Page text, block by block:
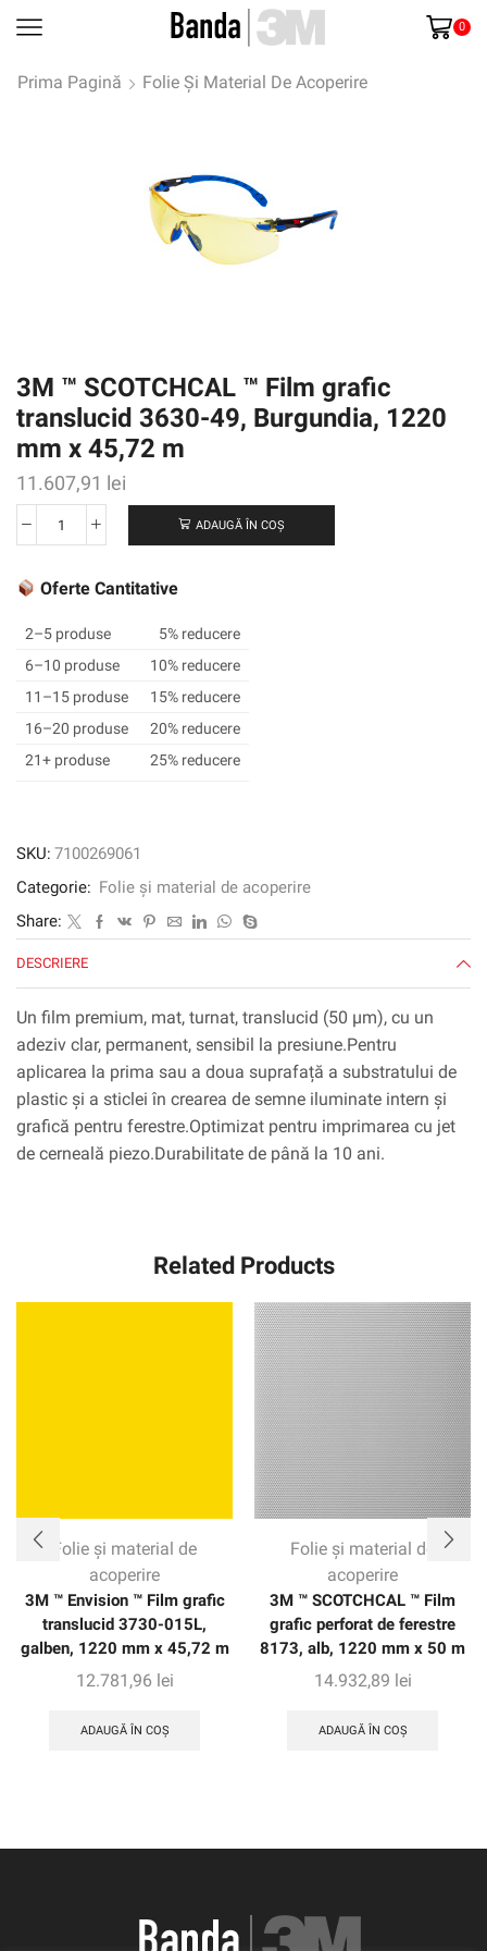
0
Prima Pagină Folie Și Material De Acoperire
3M ™ SCOTCHCAL ™ Film grafic
translucid 3630-49, Burgundia, 1220
mm x 45,72 m
11.607,91 lei
Cantitate
™
™
Film
grafic
translucid
3630-
x
m
ADAUGĂ ÎN COȘ
Oferte Cantitative
2–5 produse
5% reducere
6–10 produse
10% reducere
11–15 produse
15% reducere
16–20 produse
20% reducere
21+ produse
25% reducere
SKU: 7100269061
Categorie: Folie și material de acoperire
Share:
DESCRIERE
Un film premium, mat, turnat, translucid (50 µm), cu un
adeziv clar, permanent, sensibil la presiune.Pentru
aplicarea la prima sau a doua suprafață a substratului de
plastic și a sticlei în crearea de semne iluminate intern și
grafică pentru ferestre.Optimizat pentru imprimarea cu jet
de cerneală piezo.Durabilitate de până la 10 ani.
Related Products
Folie și material de
acoperire
3M ™ Envision ™ Film grafic
translucid 3730-015L,
galben, 1220 mm x 45,72 m
12.781,96 lei
ADAUGĂ ÎN COȘ
Folie și material de
acoperire
3M ™ SCOTCHCAL ™ Film
grafic perforat de ferestre
8173, alb, 1220 mm x 50 m
14.932,89 lei
ADAUGĂ ÎN COȘ